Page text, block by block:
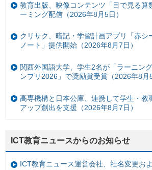
教育出版、映像コンテンツ「目で見る算
ーミング配信（2026年8月5日）
クリサク、暗記・学習計画アプリ「赤シ
ノート」提供開始（2026年8月7日）
関西外国語大学、学生2名が「ラーニン
ンプリ2026」で奨励賞受賞（2026年8月5
高専機構と日本公庫、連携して学生・教
アップ創出を支援（2026年8月7日）
ICT教育ニュースからのお知らせ
ICT教育ニュース運営会社、社名変更お